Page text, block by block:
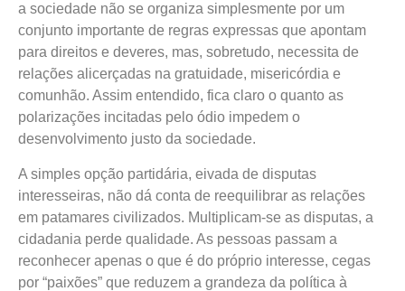
a sociedade não se organiza simplesmente por um
conjunto importante de regras expressas que apontam
para direitos e deveres, mas, sobretudo, necessita de
relações alicerçadas na gratuidade, misericórdia e
comunhão. Assim entendido, fica claro o quanto as
polarizações incitadas pelo ódio impedem o
desenvolvimento justo da sociedade.
A simples opção partidária, eivada de disputas
interesseiras, não dá conta de reequilibrar as relações
em patamares civilizados. Multiplicam-se as disputas, a
cidadania perde qualidade. As pessoas passam a
reconhecer apenas o que é do próprio interesse, cegas
por “paixões” que reduzem a grandeza da política à